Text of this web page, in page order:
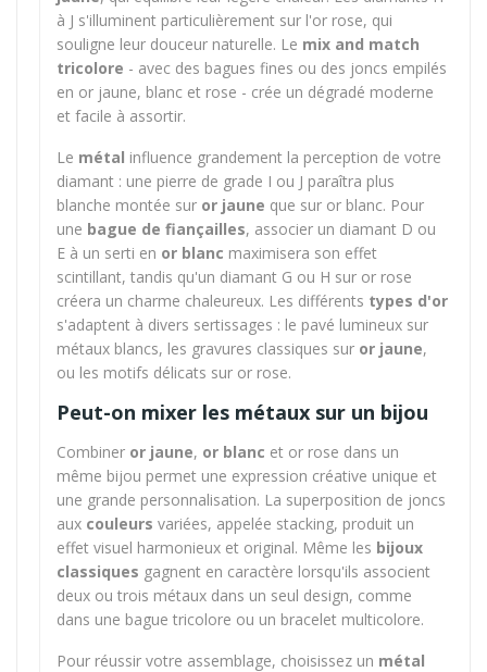
à J s'illuminent particulièrement sur l'or rose, qui
souligne leur douceur naturelle. Le mix and match
tricolore - avec des bagues fines ou des joncs empilés
en or jaune, blanc et rose - crée un dégradé moderne
et facile à assortir.
Le métal influence grandement la perception de votre
diamant : une pierre de grade I ou J paraîtra plus
blanche montée sur or jaune que sur or blanc. Pour
une bague de fiançailles, associer un diamant D ou
E à un serti en or blanc maximisera son effet
scintillant, tandis qu'un diamant G ou H sur or rose
créera un charme chaleureux. Les différents types d'or
s'adaptent à divers sertissages : le pavé lumineux sur
métaux blancs, les gravures classiques sur or jaune,
ou les motifs délicats sur or rose.
Peut-on mixer les métaux sur un bijou
Combiner or jaune, or blanc et or rose dans un
même bijou permet une expression créative unique et
une grande personnalisation. La superposition de joncs
aux couleurs variées, appelée stacking, produit un
effet visuel harmonieux et original. Même les bijoux
classiques gagnent en caractère lorsqu'ils associent
deux ou trois métaux dans un seul design, comme
dans une bague tricolore ou un bracelet multicolore.
Pour réussir votre assemblage, choisissez un métal